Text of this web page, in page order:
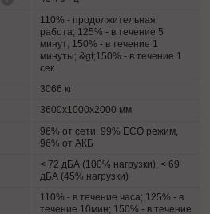
110% - продолжительная
работа; 125% - в течение 5
минут; 150% - в течение 1
минуты; &gt;150% - в течение 1
сек
3066 кг
3600х1000х2000 мм
96% от сети, 99% ECO режим,
96% от АКБ
< 72 дБА (100% нагрузки), < 69
дБА (45% нагрузки)
110% - в течение часа; 125% - в
течение 10мин; 150% - в течение